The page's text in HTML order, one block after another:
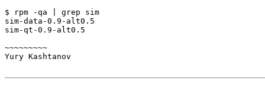
$ rpm -qa | grep sim
sim-data-0.9-alt0.5
sim-qt-0.9-alt0.5
~~~~~~~~~
Yury Kashtanov